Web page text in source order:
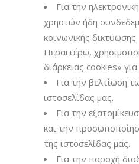
Για την
χρηστών ήδη
κοινωνικής δικτύωσης
Περαιτέρω,
διάρκειας cookies»
Για την βελτίωση
ιστοσελίδας μας.
Για την
και την
της ιστοσελίδας μας.
Για την παροχή